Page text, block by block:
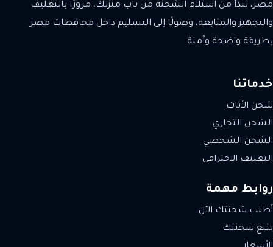
مصر، تبدأ من استلام الشحنة من باب منزلك، مرورًا بالتغليف
والتجهيز والمتابعة، وصولًا إلى التسليم داخل محافظات مصر
بطريقة واضحة وآمنة.
خدماتنا
شحن الأثاث
الشحن التجاري
الشحن الشخصي
التغليف الاحترافي
روابط مهمة
أطلب شحنتك الآن
تتبع شحنتك